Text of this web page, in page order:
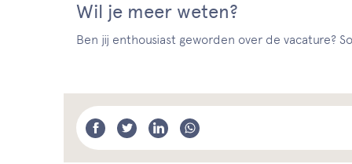
Wil je meer weten?
Ben jij enthousiast geworden over de vacature?